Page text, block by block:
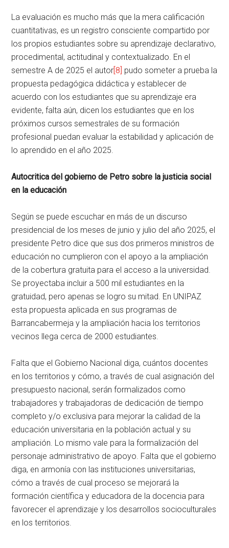
La evaluación es mucho más que la mera calificación
cuantitativas, es un registro consciente compartido por
los propios estudiantes sobre su aprendizaje declarativo,
procedimental, actitudinal y contextualizado. En el
semestre A de 2025 el autor [8] pudo someter a prueba la
propuesta pedagógica didáctica y establecer de
acuerdo con los estudiantes que su aprendizaje era
evidente, falta aún, dicen los estudiantes que en los
próximos cursos semestrales de su formación
profesional puedan evaluar la estabilidad y aplicación de
lo aprendido en el año 2025.
Autocritica del gobierno de Petro sobre la justicia social
en la educación
Según se puede escuchar en más de un discurso
presidencial de los meses de junio y julio del año 2025, el
presidente Petro dice que sus dos primeros ministros de
educación no cumplieron con el apoyo a la ampliación
de la cobertura gratuita para el acceso a la universidad.
Se proyectaba incluir a 500 mil estudiantes en la
gratuidad, pero apenas se logro su mitad. En UNIPAZ
esta propuesta aplicada en sus programas de
Barrancabermeja y la ampliación hacia los territorios
vecinos llega cerca de 2000 estudiantes.
Falta que el Gobierno Nacional diga, cuántos docentes
en los territorios y cómo, a través de cual asignación del
presupuesto nacional, serán formalizados como
trabajadores y trabajadoras de dedicación de tiempo
completo y/o exclusiva para mejorar la calidad de la
educación universitaria en la población actual y su
ampliación. Lo mismo vale para la formalización del
personaje administrativo de apoyo. Falta que el gobierno
diga, en armonía con las instituciones universitarias,
cómo a través de cual proceso se mejorará la
formación científica y educadora de la docencia para
favorecer el aprendizaje y los desarrollos socioculturales
en los territorios.